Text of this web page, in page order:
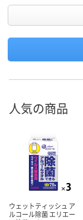
人気の商品
ウェットティッシュ ア
ルコール除菌 エリエー